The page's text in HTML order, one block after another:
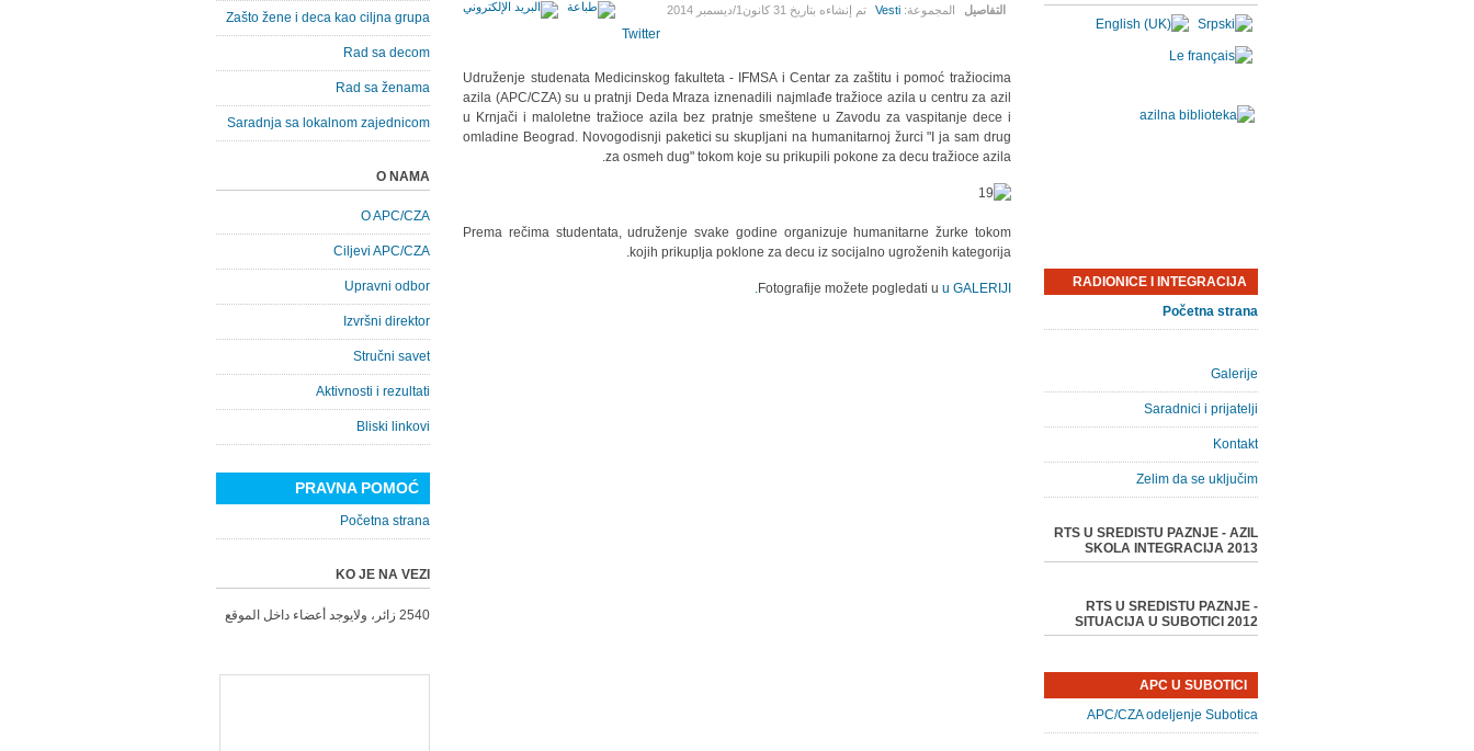
التفاصيل المجموعة:Vesti تم إنشاءه بتاريخ 31 كانون1/ديسمبر 2014
Twitter
Udruženje studenata Medicinskog fakulteta - IFMSA i Centar za zaštitu i pomoć tražiocima
azila (APC/CZA) su u pratnji Deda Mraza iznenadili najmlađe tražioce azila u centru za azil
u Krnjači i maloletne tražioce azila bez pratnje smeštene u Zavodu za vaspitanje dece i
omladine Beograd. Novogodisnji paketici su skupljani na humanitarnoj žurci "I ja sam drug
za osmeh dug" tokom koje su prikupili pokone za decu tražioce azila.
Prema rečima studentata, udruženje svake godine organizuje humanitarne žurke tokom
kojih prikuplja poklone za decu iz socijalno ugroženih kategorija.
Fotografije možete pogledati u u GALERIJI.
Zašto žene i deca kao ciljna grupa
Rad sa decom
Rad sa ženama
Saradnja sa lokalnom zajednicom
O NAMA
O APC/CZA
Ciljevi APC/CZA
Upravni odbor
Izvršni direktor
Stručni savet
Aktivnosti i rezultati
Bliski linkovi
PRAVNA POMOĆ
Početna strana
KO JE NA VEZI
2540 زائر، ولايوجد أعضاء داخل الموقع
RADIONICE I INTEGRACIJA
Početna strana
Galerije
Saradnici i prijatelji
Kontakt
Zelim da se uključim
RTS U SREDISTU PAZNJE - AZIL
SKOLA INTEGRACIJA 2013
RTS U SREDISTU PAZNJE -
SITUACIJA U SUBOTICI 2012
APC U SUBOTICI
APC/CZA odeljenje Subotica